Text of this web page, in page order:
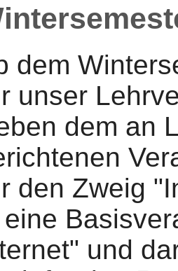
dem
unser
dem an
den Zweig
eine
und